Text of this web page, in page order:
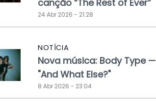
canção “The Rest of Ever”
24 Abr 2026 - 21:28
NOTÍCIA
Nova música: Body Type —
"And What Else?"
8 Abr 2026 - 23:04